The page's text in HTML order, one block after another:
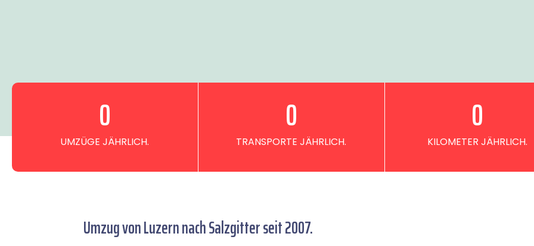
UMZÜGE JÄHRLICH.
0
TRANSPORTE JÄHRLICH.
0
KILOMETER JÄHRLICH.
0
Umzug von Luzern nach Salzgitter seit 2007.